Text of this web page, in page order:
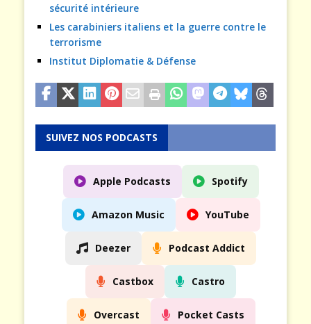
sécurité intérieure
Les carabiniers italiens et la guerre contre le
terrorisme
Institut Diplomatie & Défense
SUIVEZ NOS PODCASTS
Apple Podcasts Spotify
Amazon Music YouTube
Deezer Podcast Addict
Castbox Castro
Overcast Pocket Casts